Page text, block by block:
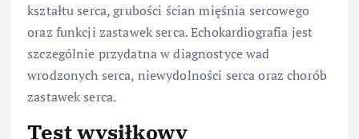
kształtu serca, grubości ścian mięśnia sercowego
oraz funkcji zastawek serca. Echokardiografia jest
szczególnie przydatna w diagnostyce wad
wrodzonych serca, niewydolności serca oraz chorób
zastawek serca.
Test wysiłkowy